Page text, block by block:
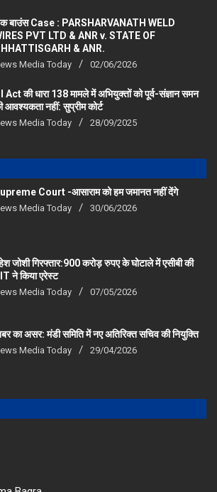
बाउंस Case : PARSHARVANATH WELD
PVT LTD & ANR v. STATE OF
& ANR.
Media Today 02/06/2026
Act की धारा 138 मामले में अभियुक्तों को पूर्व-संज्ञान समन
आवश्यकता नहीं: सुप्रीम कोर्ट
Media Today 28/09/2025
Court -आसाराम को हम जमानत नहीं देंगे
Media Today 30/06/2026
जोशी गिरफ्तार:900 करोड़ रुपए के घोटाले में एसीबी की
ने किया एरेस्‍ट
Media Today 07/05/2026
का असर: मंडी समिति में नए अतिरिक्त सचिव की नियुक्ति
Media Today 29/04/2026
Bagra